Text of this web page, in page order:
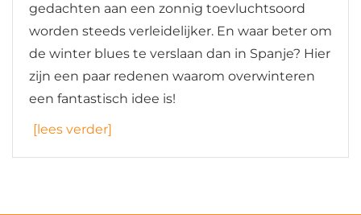
gedachten aan een zonnig toevluchtsoord
worden steeds verleidelijker. En waar beter om
de winter blues te verslaan dan in Spanje? Hier
zijn een paar redenen waarom overwinteren
een fantastisch idee is!
[lees verder]